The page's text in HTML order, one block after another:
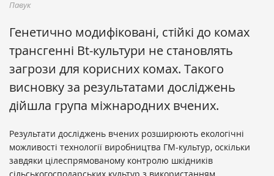
Павук
Генетично модифіковані, стійкі до комах
трансгенні Bt-культури не становлять
загрози для корисних комах. Такого
висновку за результатами досліджень
дійшла група міжнародних вчених.
Результати досліджень вчених розширюють екологічні
можливості технології виробництва ГМ-культур, оскільки
завдяки цілеспрямованому контролю шкідників